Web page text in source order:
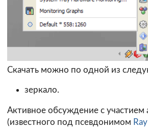
Скачать можно по одной из
зеркало.
Активное обсуждение с участием
(известного под псевдонимом